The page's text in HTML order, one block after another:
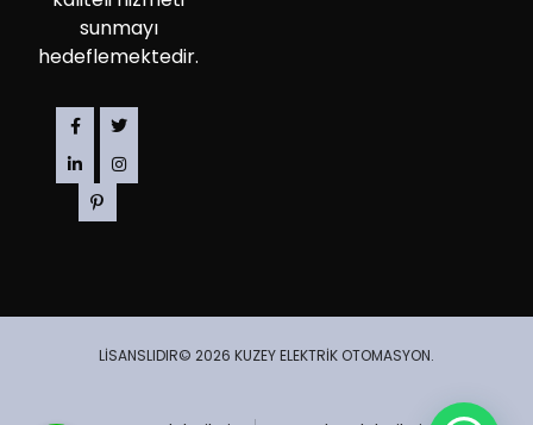
sunmayı
hedeflemektedir.
LİSANSLIDIR© 2026 KUZEY ELEKTRİK OTOMASYON.